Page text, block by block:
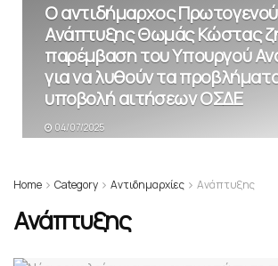
Ο αντιδήμαρχος
Ανάπτυξης Θωμάς Κώστας
παρέμβαση του Υπουργού
για να λυθούν τα
υποβολή αιτήσεων ΟΣΔΕ
04/07/2025
Home Category Αντιδημαρχίες Ανάπτυξης
Ανάπτυξης